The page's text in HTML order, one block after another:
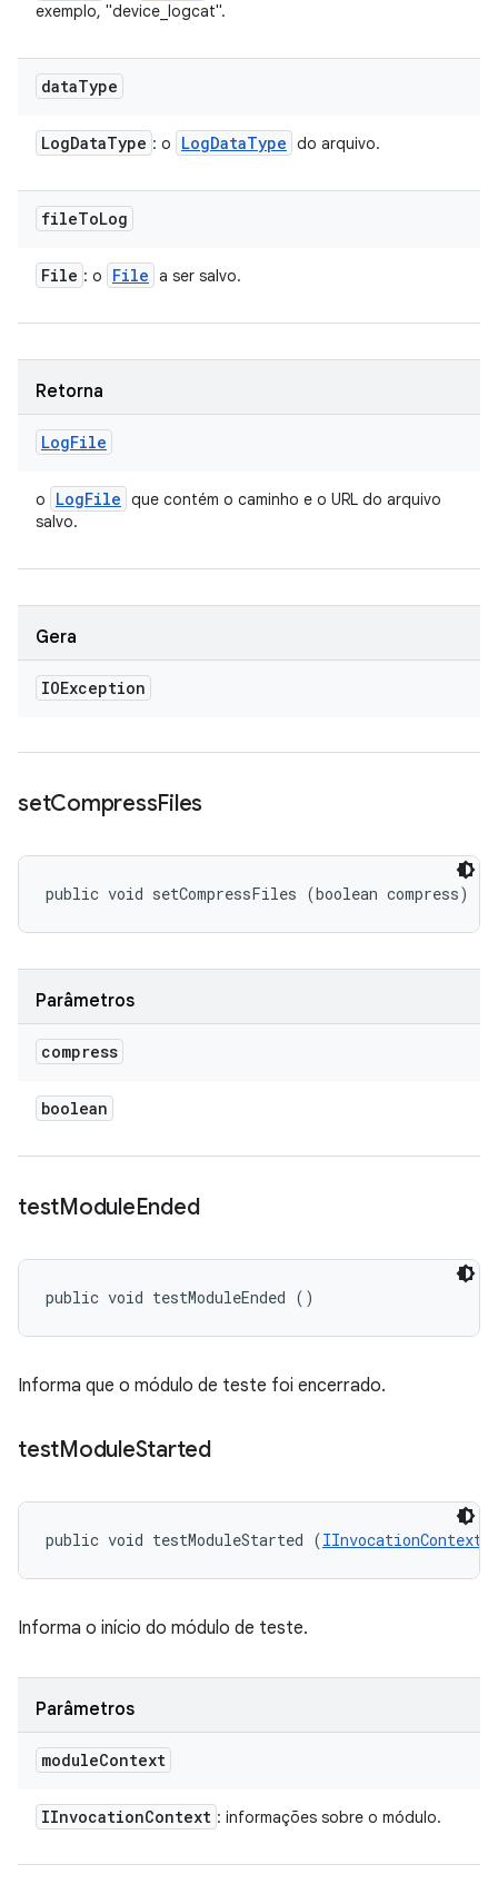
exemplo, "device_logcat".
dataType
LogDataType : o LogDataType do arquivo.
fileToLog
File : o File a ser salvo.
Retorna
LogFile
o LogFile que contém o caminho e o URL do arquivo
salvo.
Gera
IOException
setCompressFiles
public void setCompressFiles (boolean compress)
Parâmetros
compress
boolean
testModuleEnded
public void testModuleEnded ()
Informa que o módulo de teste foi encerrado.
testModuleStarted
public void testModuleStarted (IInvocationContext
Informa o início do módulo de teste.
Parâmetros
moduleContext
IInvocationContext : informações sobre o módulo.